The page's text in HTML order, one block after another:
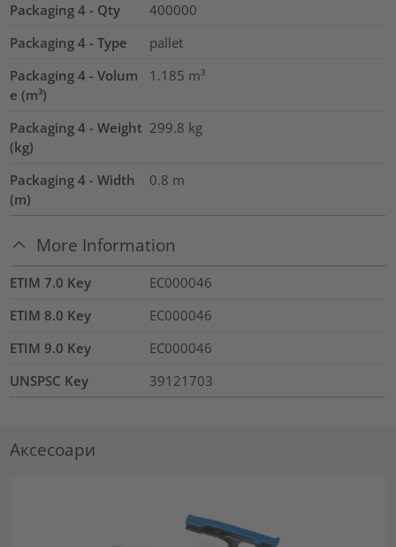
Packaging 4 - Qty
400000
Packaging 4 - Type
pallet
Packaging 4 - Volum
e (m³)
1.185 m³
Packaging 4 - Weight
(kg)
299.8 kg
Packaging 4 - Width
(m)
0.8 m
More Information
ETIM 7.0 Key
EC000046
ETIM 8.0 Key
EC000046
ETIM 9.0 Key
EC000046
UNSPSC Key
39121703
Аксесоари